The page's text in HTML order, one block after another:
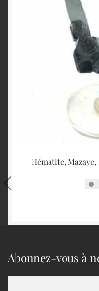
Hématite,
Abonnez-vous à